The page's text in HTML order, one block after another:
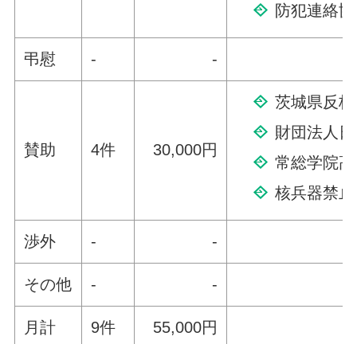
防犯連絡
弔慰 - -
賛助 4件 30,000円
茨城県反
財団法人
常総学院
核兵器禁
渉外 - -
その他 - -
月計 9件 55,000円